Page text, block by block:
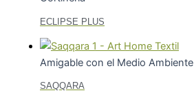
Libre
de
crueldad
Ink
ECLIPSE PLUS
Amigable con el Medio Ambiente
SAQQARA